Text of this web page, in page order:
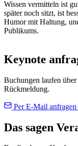
Wissen vermitteln ist
später noch sitzt, ist
Humor mit Haltung,
Publikums.
Keynote
Buchungen laufen
Rückmeldung.
Per E-Mail anfragen
Das sagen